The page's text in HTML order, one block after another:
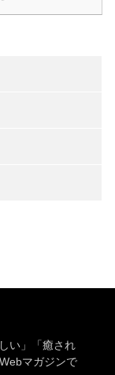
い」「癒され
マガジンで